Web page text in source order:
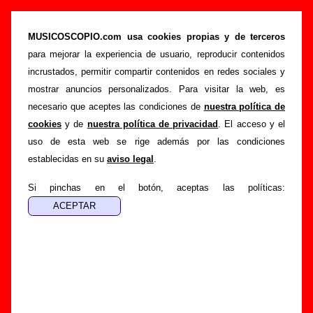
MUSICOSCOPIO.com usa cookies propias y de terceros
para mejorar la experiencia de usuario, reproducir contenidos
incrustados, permitir compartir contenidos en redes sociales y
mostrar anuncios personalizados. Para visitar la web, es
necesario que aceptes las condiciones de nuestra política de
cookies y de nuestra política de privacidad . El acceso y el
uso de esta web se rige además por las condiciones
establecidas en su aviso legal .
Si pinchas en el botón, aceptas las políticas:
Los Flechazos - Añadir o corregir información
Portada >Los Flechazos >Añadir
Si tienes información adicional, puedes enviar nueva
información o corregir la existente mediante el siguiente
formulario o escribiendo un e-mail a
guialven@musicoscopio.com.Gracias por tu
colaboración.
Nombre: